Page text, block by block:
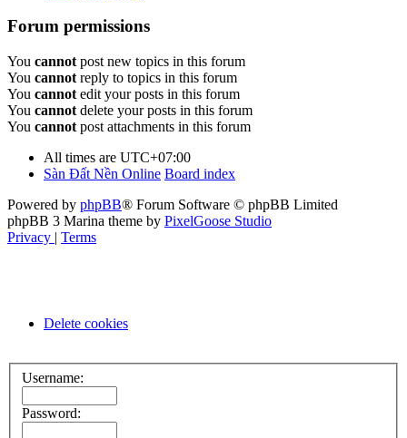
Forum permissions
You cannot post new topics in this forum
You cannot reply to topics in this forum
You cannot edit your posts in this forum
You cannot delete your posts in this forum
You cannot post attachments in this forum
All times are UTC+07:00
Sàn Đất Nền Online Board index
Powered by phpBB® Forum Software © phpBB Limited
phpBB 3 Marina theme by PixelGoose Studio
Privacy | Terms
Delete cookies
Username:
Password: